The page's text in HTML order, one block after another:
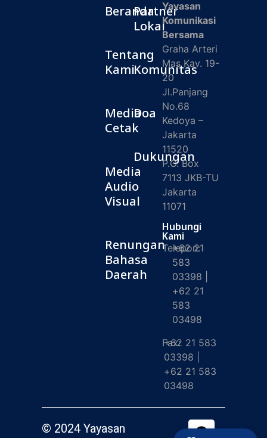
Beranda
Tentang
Kami
Media
Cetak
Media
Audio
Visual
Renungan
Bahasa
Daerah
Partner
Lokal
Komunitas
Doa
Dukungan
Yayasan
Komunikasi
Bersama
Graha Arteri
Mas Kav. 19-
20
Jl.Panjang
No.68
Kedoya –
Jakarta
11520
P.O. Box
7113 JKB-TU
Jakarta
11071
Hubungi
Kami
Telepon:
+62 21
583
03398 |
+62 21
583
03498
Fax:
+62 21 583
03398 |
+62 21 583
03498
© 2024 Yayasan